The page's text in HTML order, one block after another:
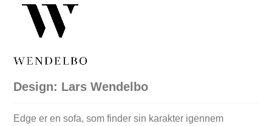
Design: Lars Wendelbo
Edge er en sofa, som finder sin karakter igennem